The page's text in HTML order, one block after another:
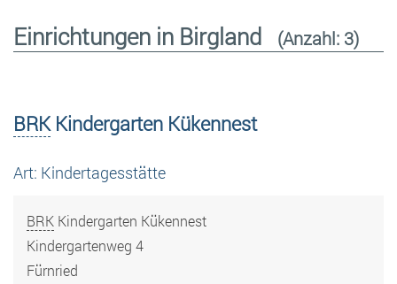
Einrichtungen in Birgland (Anzahl: 3)
BRK Kindergarten Kükennest
Art: Kindertagesstätte
BRK Kindergarten Kükennest
Kindergartenweg 4
Fürnried